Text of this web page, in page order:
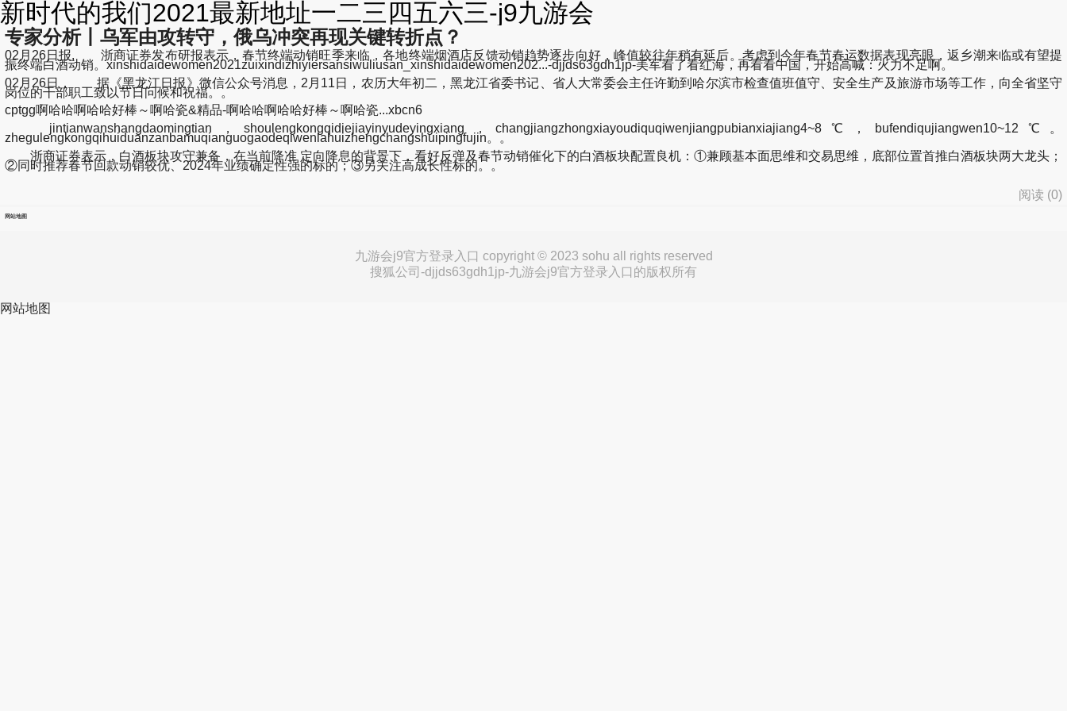
新时代的我们2021最新地址一二三四五六三-j9九游会
专家分析丨乌军由攻转守，俄乌冲突再现关键转折点？
02月26日报, 浙商证券发布研报表示，春节终端动销旺季来临，各地终端烟酒店反馈动销趋势逐步向好，峰值较往年稍有延后。考虑到今年春节春运数据表现亮眼，返乡潮来临或有望提
振终端白酒动销。xinshidaidewomen2021zuixindizhiyiersansiwuliusan_xinshidaidewomen202...-djjds63gdh1jp-美军看了看红海，再看看中国，开始高喊：火力不足啊。
02月26日， 据《黑龙江日报》微信公众号消息，2月11日，农历大年初二，黑龙江省委书记、省人大常委会主任许勤到哈尔滨市检查值班值守、安全生产及旅游市场等工作，向全省坚守
岗位的干部职工致以节日问候和祝福。。
cptgg啊哈哈啊哈哈好棒～啊哈瓷&精品-啊哈哈啊哈哈好棒～啊哈瓷...xbcn6
jintianwanshangdaomingtian，shoulengkongqidiejiayinyudeyingxiang，changjiangzhongxiayoudiquqiwenjiangpubianxiajiang4~8℃，bufendiqujiangwen10~12℃。
zhegulengkongqihuiduanzanbamuqianguogaodeqiwenlahuizhengchangshuipingfujin。。
浙商证券表示，白酒板块攻守兼备，在当前降准 定向降息的背景下，看好反弹及春节动销催化下的白酒板块配置良机：①兼顾基本面思维和交易思维，底部位置首推白酒板块两大龙头；
②同时推荐春节回款动销较优、2024年业绩确定性强的标的；③另关注高成长性标的。。
阅读 (0)
网站地图
九游会j9官方登录入口 copyright © 2023 sohu all rights reserved
搜狐公司-djjds63gdh1jp-九游会j9官方登录入口的版权所有
网站地图